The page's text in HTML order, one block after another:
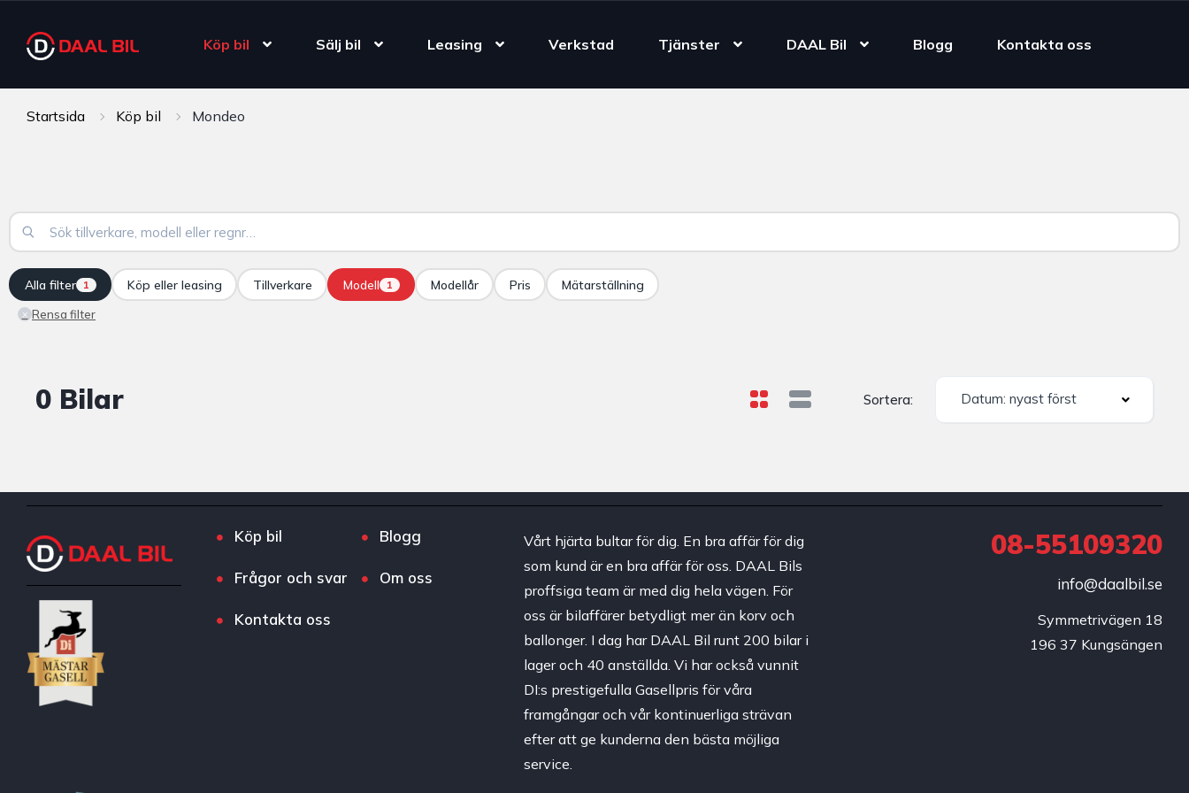
Köp bil Sälj bil Leasing Verkstad Tjänster DAAL Bil Blogg Kontakta oss
Startsida Köp bil Mondeo
Alla filter 1
× Rensa filter
Köp eller leasing Tillverkare Modell 1 Modellår Pris Mätarställning
0 Bilar Sortera: Datum: nyast först
Köp bil Blogg
Frågor och svar Om oss
Kontakta oss
Vårt hjärta bultar för dig. En bra affär för dig
som kund är en bra affär för oss. DAAL Bils
proffsiga team är med dig hela vägen. För
oss är bilaffärer betydligt mer än korv och
ballonger. I dag har DAAL Bil runt 200 bilar i
lager och 40 anställda. Vi har också vunnit
DI:s prestigefulla Gasellpris för våra
framgångar och vår kontinuerliga strävan
efter att ge kunderna den bästa möjliga
service.
08-55109320
info@daalbil.se
Symmetrivägen 18
196 37 Kungsängen